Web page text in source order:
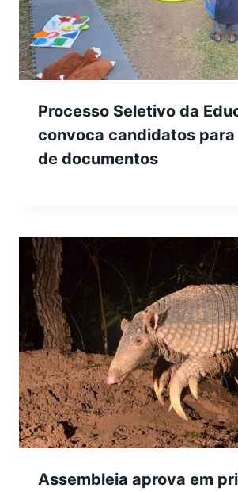
Processo Seletivo da
convoca candidatos
de documentos
Assembleia aprova em